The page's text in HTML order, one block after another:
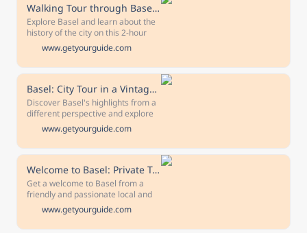
Walking Tour through Basel Old Town
Explore Basel and learn about the
history of the city on this 2-hour
walking tour. Explore the beautiful
Tinguely Fountain, Cathedral Hill,
the town hall, and the winding
streets of the well-preserved old
town.
www.getyourguide.com
Basel: City Tour in a Vintage Streetcar
Discover Basel's highlights from a
different perspective and explore
the city in a historic vintage
streetcar. Learn more about the
interesting history of the city and a
means of transport from a time
long gone by.
www.getyourguide.com
Welcome to Basel: Private Tour with a Local
Get a welcome to Basel from a
friendly and passionate local and
discover the city like a resident.
Learn the secrets about where to
buy groceries, how to get around
www.getyourguide.com